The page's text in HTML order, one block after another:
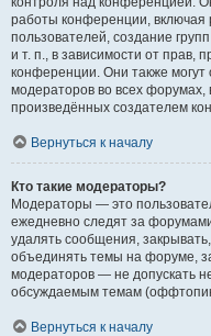
работы конференции, включая
пользователей, создание
и т. п., в зависимости от прав,
конференции. Они также
модераторов во всех форумах,
произведённых создателем
Вернуться к началу
Кто такие модераторы?
Модераторы — это
ежедневно следят за
удалять сообщения,
объединять темы на форуме,
модераторов — не допускать
обсуждаемым темам
Вернуться к началу